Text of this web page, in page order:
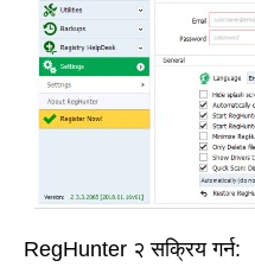
RegHunter २ सक्रिय गर्न: